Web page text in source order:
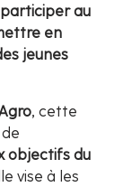
au
en
jeunes
, cette
objectifs du
vise à les